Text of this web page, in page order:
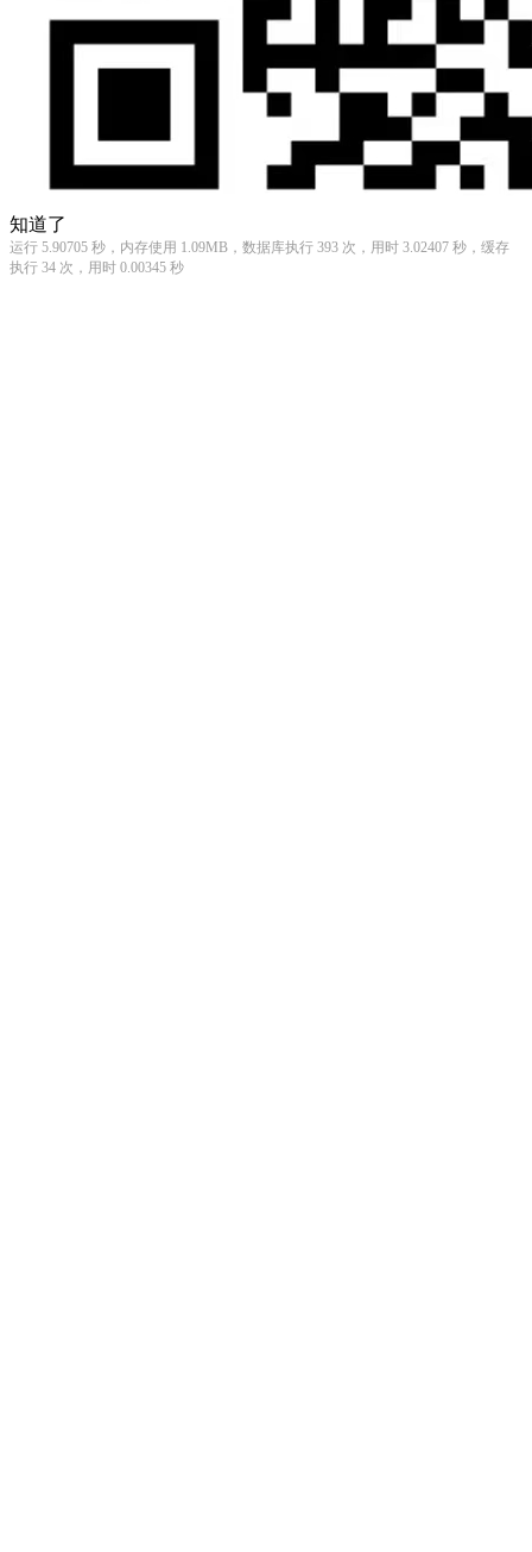
知道了
运行 5.90705 秒，内存使用 1.09MB，数据库执行 393 次，用时 3.02407 秒，缓存
执行 34 次，用时 0.00345 秒